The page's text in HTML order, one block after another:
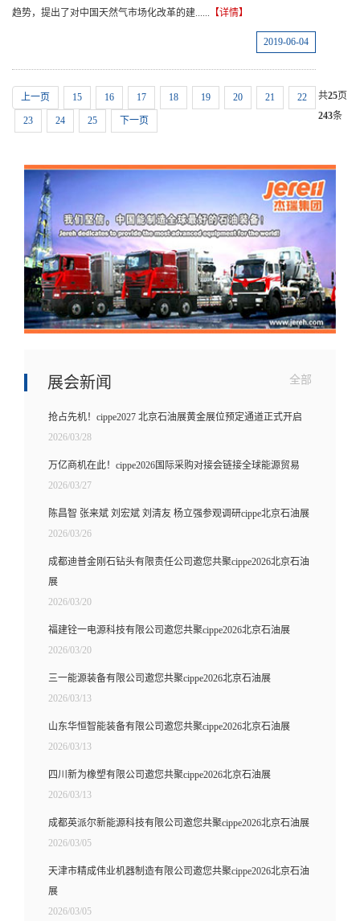
趋势，提出了对中国天然气市场化改革的建...... 【详情】
2019-06-04
上一页 15 16 17 18 19 20 21 22
23 24 25 下一页
共25页
243条
展会新闻 全部
抢占先机！cippe2027 北京石油展黄金展位预定通道正式开启
2026/03/28
万亿商机在此！cippe2026国际采购对接会链接全球能源贸易
2026/03/27
陈昌智 张来斌 刘宏斌 刘清友 杨立强参观调研cippe北京石油展
2026/03/26
成都迪普金刚石钻头有限责任公司邀您共聚cippe2026北京石油
展
2026/03/20
福建铨一电源科技有限公司邀您共聚cippe2026北京石油展
2026/03/20
三一能源装备有限公司邀您共聚cippe2026北京石油展
2026/03/13
山东华恒智能装备有限公司邀您共聚cippe2026北京石油展
2026/03/13
四川新为橡塑有限公司邀您共聚cippe2026北京石油展
2026/03/13
成都英派尔新能源科技有限公司邀您共聚cippe2026北京石油展
2026/03/05
天津市精成伟业机器制造有限公司邀您共聚cippe2026北京石油
展
2026/03/05